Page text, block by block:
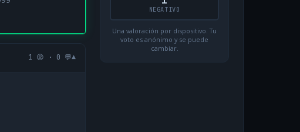
1 😡 · 0 💬▾
NEGATIVO
Una valoración por dispositivo. Tu
voto es anónimo y se puede
cambiar.